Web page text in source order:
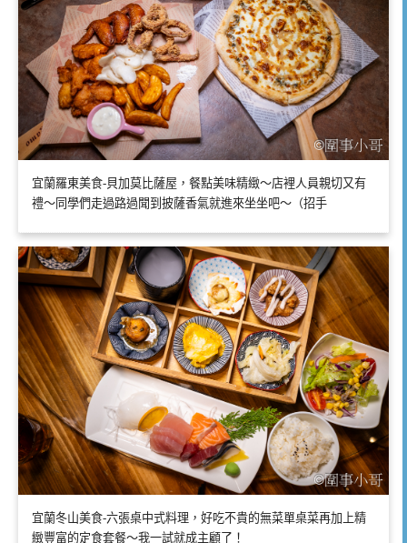
宜蘭羅東美食-貝加莫比薩屋，餐點美味精緻～店裡人員親切又有
禮～同學們走過路過聞到披薩香氣就進來坐坐吧～（招手
宜蘭冬山美食-六張桌中式料理，好吃不貴的無菜單桌菜再加上精
緻豐富的定食套餐～我一試就成主顧了！